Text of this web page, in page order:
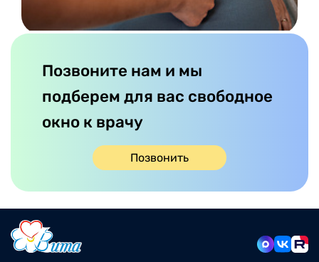
Позвоните нам и мы
подберем для вас свободное
окно к врачу
Позвонить